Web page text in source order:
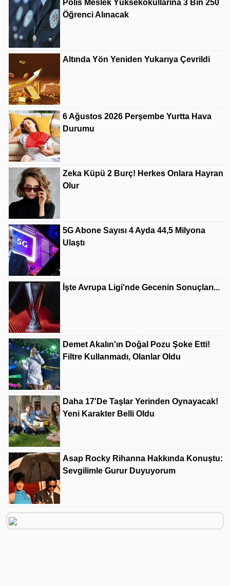
Polis Meslek Yüksekokullarına 3 Bin 250
Öğrenci Alınacak
Altında Yön Yeniden Yukarıya Çevrildi
6 Ağustos 2026 Perşembe Yurtta Hava
Durumu
Zeka Küpü 2 Burç! Herkes Onlara Hayran
Olur
5G Abone Sayısı 4 Ayda 44,5 Milyona
Ulaştı
İşte Avrupa Ligi'nde Gecenin Sonuçları...
Demet Akalın'ın Doğal Pozu Şoke Etti!
Filtre Kullanmadı, Olanlar Oldu
Daha 17'de Taşlar Yerinden Oynayacak!
Yeni Karakter Belli Oldu
Asap Rocky Rihanna Hakkında Konuştu:
Sevgilimle Gurur Duyuyorum